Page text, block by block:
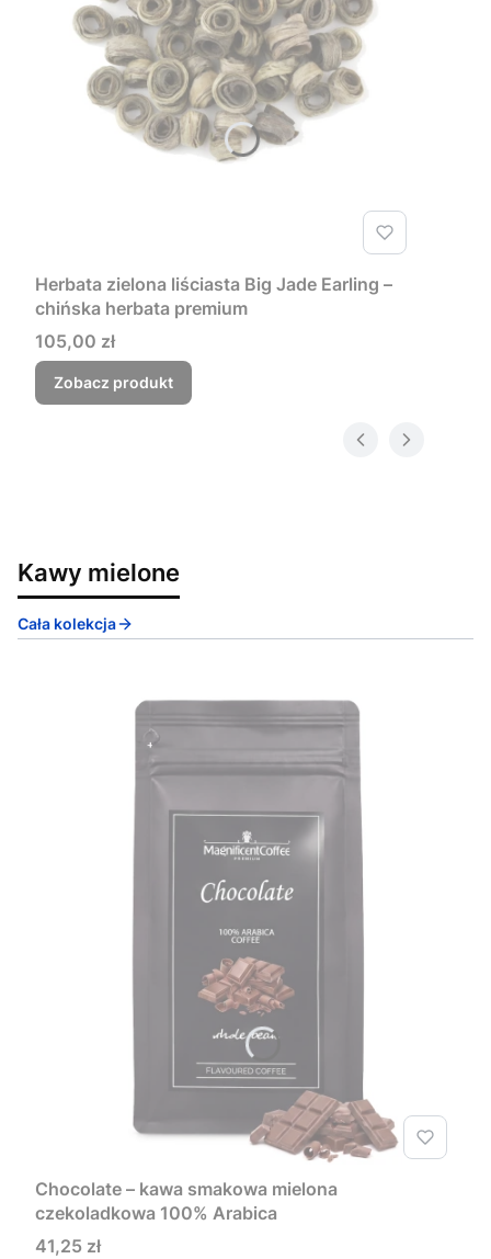
Herbata zielona liściasta Big Jade Earling –
chińska herbata premium
Cena
105,00 zł
Zobacz produkt
Kawy mielone
Cała kolekcja
Chocolate – kawa smakowa mielona
czekoladkowa 100% Arabica
Cena
41,25 zł